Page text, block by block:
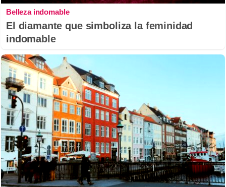
Belleza indomable
El diamante que simboliza la feminidad
indomable